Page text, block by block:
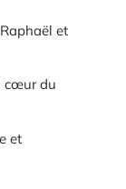
et
cœur du
et